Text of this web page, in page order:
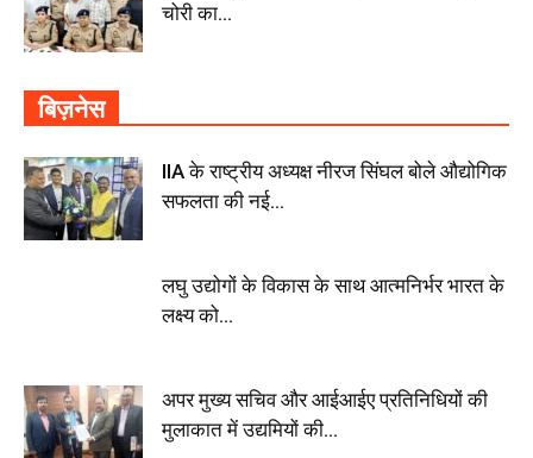
चोरी का...
बिज़नेस
IIA के राष्ट्रीय अध्यक्ष नीरज सिंघल बोले औद्योगिक
सफलता की नई...
लघु उद्योगों के विकास के साथ आत्मनिर्भर भारत के
लक्ष्य को...
अपर मुख्य सचिव और आईआईए प्रतिनिधियों की
मुलाकात में उद्यमियों की...